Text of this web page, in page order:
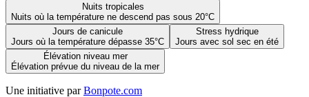
Nuits tropicales
Nuits où la température ne descend pas sous 20°C
Jours de canicule
Jours où la température dépasse 35°C
Stress hydrique
Jours avec sol sec en été
Élévation niveau mer
Élévation prévue du niveau de la mer
Une initiative par Bonpote.com